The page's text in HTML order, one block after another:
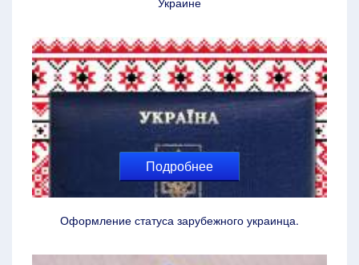
Подробнее
Оформление статуса зарубежного украинца.